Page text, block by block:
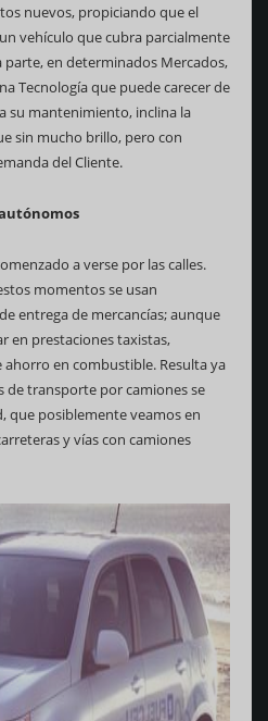
nuevos, propiciando que el
vehículo que cubra parcialmente
parte, en determinados Mercados,
Tecnología que puede carecer de
su mantenimiento, inclina la
sin mucho brillo, pero con
del Cliente.
a verse por las calles.
momentos se usan
entrega de mercancías; aunque
en prestaciones taxistas,
en combustible. Resulta ya
de transporte por camiones se
que posiblemente veamos en
y vías con camiones